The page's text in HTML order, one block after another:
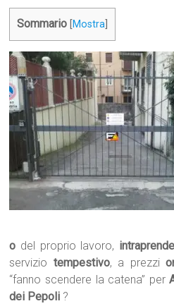
Sommario Mostra
o del proprio lavoro,
servizio tempestivo, a prezzi
“fanno scendere la catena” per
dei Pepoli ?